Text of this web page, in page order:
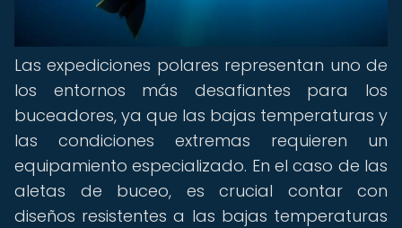
Las expediciones polares representan uno de
los entornos más desafiantes para los
buceadores, ya que las bajas temperaturas y
las condiciones extremas requieren un
equipamiento especializado. En el caso de las
aletas de buceo, es crucial contar con
diseños resistentes a las bajas temperaturas